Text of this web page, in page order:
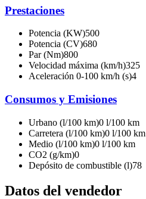
Prestaciones
Potencia (KW)500
Potencia (CV)680
Par (Nm)800
Velocidad máxima (km/h)325
Aceleración 0-100 km/h (s)4
Consumos y Emisiones
Urbano (l/100 km)0 l/100 km
Carretera (l/100 km)0 l/100 km
Medio (l/100 km)0 l/100 km
CO2 (g/km)0
Depósito de combustible (l)78
Datos del vendedor